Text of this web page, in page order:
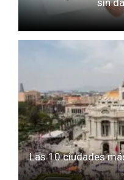
Las 10 ciudades